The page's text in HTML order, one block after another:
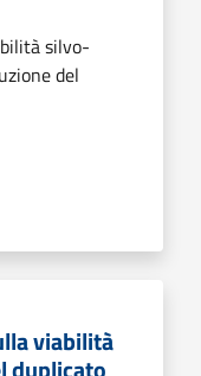
silvo-
del
viabilità